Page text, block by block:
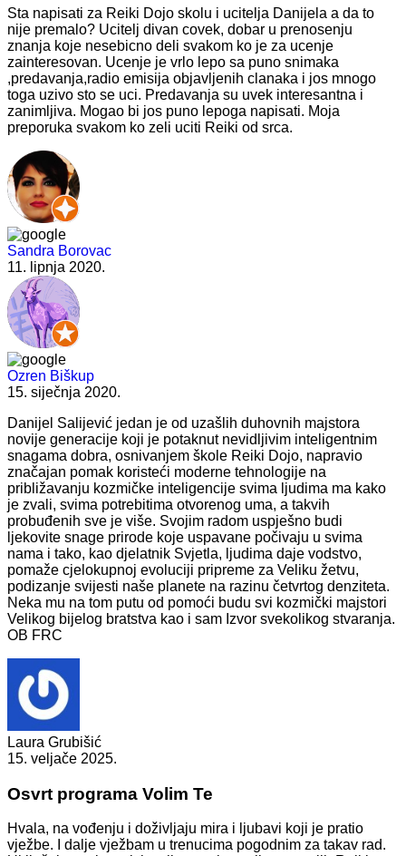
Sta napisati za Reiki Dojo skolu i ucitelja Danijela a da to
nije premalo? Ucitelj divan covek, dobar u prenosenju
znanja koje nesebicno deli svakom ko je za ucenje
zainteresovan. Ucenje je vrlo lepo sa puno snimaka
,predavanja,radio emisija objavljenih clanaka i jos mnogo
toga uzivo sto se uci. Predavanja su uvek interesantna i
zanimljiva. Mogao bi jos puno lepoga napisati. Moja
preporuka svakom ko zeli uciti Reiki od srca.
Sandra Borovac
11. lipnja 2020.
Ozren Biškup
15. siječnja 2020.
Danijel Salijević jedan je od uzašlih duhovnih majstora
novije generacije koji je potaknut nevidljivim inteligentnim
snagama dobra, osnivanjem škole Reiki Dojo, napravio
značajan pomak koristeći moderne tehnologije na
približavanju kozmičke inteligencije svima ljudima ma kako
je zvali, svima potrebitima otvorenog uma, a takvih
probuđenih sve je više. Svojim radom uspješno budi
ljekovite snage prirode koje uspavane počivaju u svima
nama i tako, kao djelatnik Svjetla, ljudima daje vodstvo,
pomaže cjelokupnoj evoluciji pripreme za Veliku žetvu,
podizanje svijesti naše planete na razinu četvrtog denziteta.
Neka mu na tom putu od pomoći budu svi kozmički majstori
Velikog bijelog bratstva kao i sam Izvor svekolikog stvaranja.
OB FRC
Laura Grubišić
15. veljače 2025.
Osvrt programa Volim Te
Hvala, na vođenju i doživljaju mira i ljubavi koji je pratio
vježbe. I dalje vježbam u trenucima pogodnim za takav rad.